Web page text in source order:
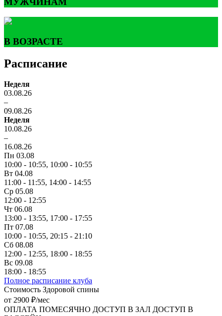
В ВОЗРАСТЕ
Расписание
Неделя
03.08.26
–
09.08.26
Неделя
10.08.26
–
16.08.26
Пн 03.08
10:00 - 10:55, 10:00 - 10:55
Вт 04.08
11:00 - 11:55, 14:00 - 14:55
Ср 05.08
12:00 - 12:55
Чт 06.08
13:00 - 13:55, 17:00 - 17:55
Пт 07.08
10:00 - 10:55, 20:15 - 21:10
Сб 08.08
12:00 - 12:55, 18:00 - 18:55
Вс 09.08
18:00 - 18:55
Полное расписание клуба
Стоимость Здоровой спины
от 2900 ₽/мес
ОПЛАТА ПОМЕСЯЧНО ДОСТУП В ЗАЛ ДОСТУП В